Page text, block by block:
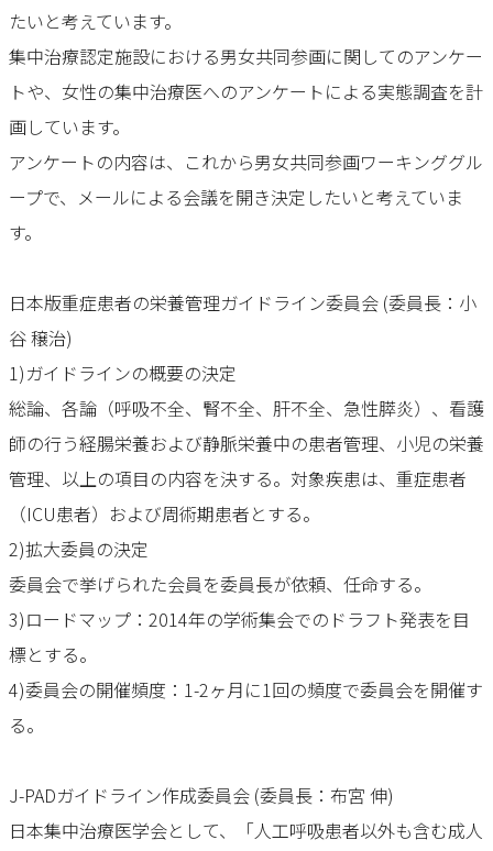
たいと考えています。
集中治療認定施設における男女共同参画に関してのアンケー
トや、女性の集中治療医へのアンケートによる実態調査を計
画しています。
アンケートの内容は、これから男女共同参画ワーキンググル
ープで、メールによる会議を開き決定したいと考えていま
す。
日本版重症患者の栄養管理ガイドライン委員会 (委員長：小
谷 穣治)
1)ガイドラインの概要の決定
総論、各論（呼吸不全、腎不全、肝不全、急性膵炎）、看護
師の行う経腸栄養および静脈栄養中の患者管理、小児の栄養
管理、以上の項目の内容を決する。対象疾患は、重症患者
（ICU患者）および周術期患者とする。
2)拡大委員の決定
委員会で挙げられた会員を委員長が依頼、任命する。
3)ロードマップ：2014年の学術集会でのドラフト発表を目
標とする。
4)委員会の開催頻度：1-2ヶ月に1回の頻度で委員会を開催す
る。
J-PADガイドライン作成委員会 (委員長：布宮 伸)
日本集中治療医学会として、「人工呼吸患者以外も含む成人